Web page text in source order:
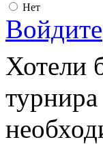
Нет
Войдите
Хотели